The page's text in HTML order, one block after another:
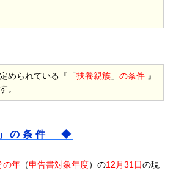
められている『「扶養親族 」 の条件 』
。
の条件 ◆
の年 （申告書対象年度）の12月31日の現